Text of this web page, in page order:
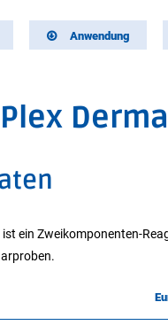
Anwendung
ein Zweikomponenten-